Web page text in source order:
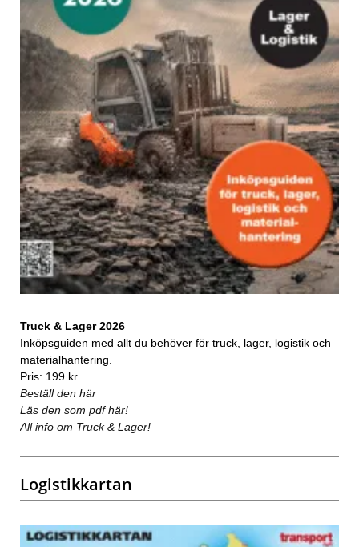
Truck & Lager 2026
Inköpsguiden med allt du behöver för truck, lager, logistik och
materialhantering.
Pris: 199 kr.
Beställ den här
Läs den som pdf här!
All info om Truck & Lager!
Logistikkartan